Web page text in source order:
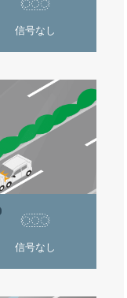
信号なし
信号なし